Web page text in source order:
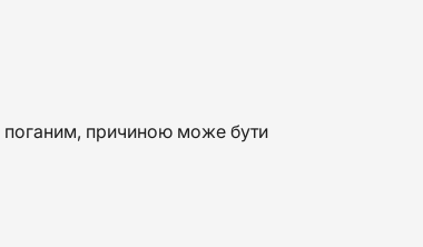
поганим, причиною може бути